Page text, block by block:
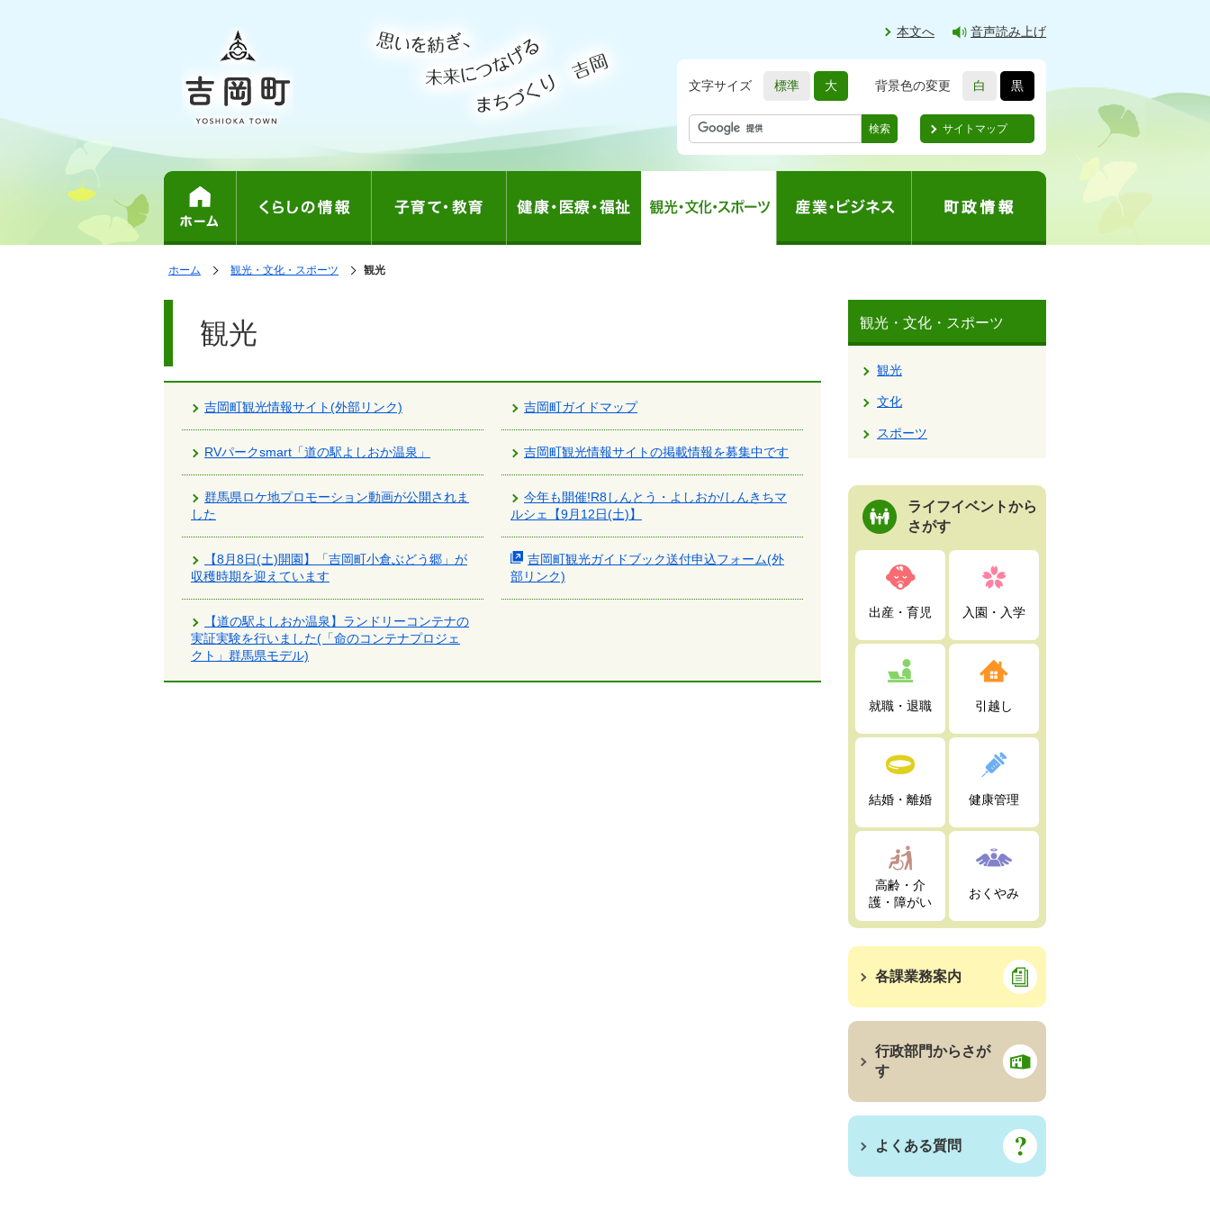
本文へ 音声読み上げ
文字サイズ 標準 大 背景色の変更 白 黒
検索 サイトマップ
表
ペ
ホーム
の
観光・文化・スポーツ
の
観光
す。
観光
吉岡町観光情報サイト(外部リンク) 吉岡町ガイドマップ
RVパークsmart「道の駅よしおか温泉」 吉岡町観光情報サイトの掲載情報を募集中です
群馬県ロケ地プロモーション動画が公開されま
した
今年も開催!R8しんとう・よしおか/しんきちマ
ルシェ【9月12日(土)】
【8月8日(土)開園】「吉岡町小倉ぶどう郷」が
収穫時期を迎えています
吉岡町観光ガイドブック送付申込フォーム(外
部リンク)
【道の駅よしおか温泉】ランドリーコンテナの
実証実験を行いました(「命のコンテナプロジェ
クト」群馬県モデル)
観光・文化・スポーツ
観光
文化
スポーツ
ライフイベントから
さがす
出産・育児 入園・入学
就職・退職 引越し
結婚・離婚 健康管理
高齢・介
護・障がい
おくやみ
各課業務案内
行政部門からさが
す
よくある質問